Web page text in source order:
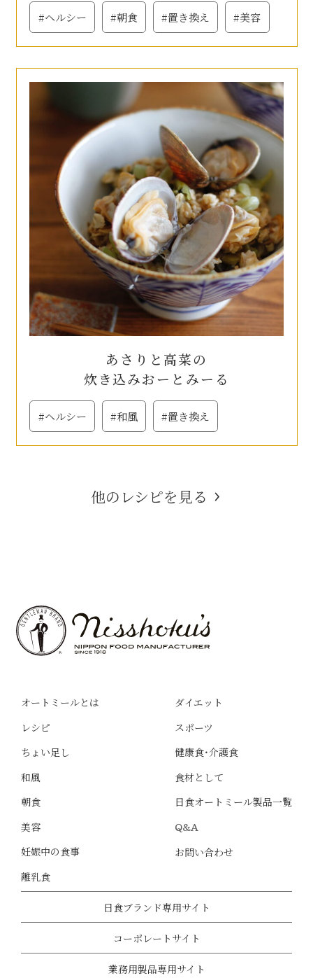
#ヘルシー #朝食 #置き換え #美容
あさりと高菜の
炊き込みおーとみーる
#ヘルシー #和風 #置き換え
他のレシピを見る
オートミールとは
レシピ
ちょい足し
和風
朝食
美容
妊娠中の食事
離乳食
ダイエット
スポーツ
健康食・介護食
食材として
日食オートミール製品一覧
Q&A
お問い合わせ
日食ブランド専用サイト
コーポレートサイト
業務用製品専用サイト